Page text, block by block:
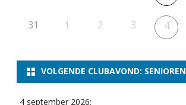
-
0
31 1 2 3 4
VOLGENDE CLUBAVOND: SENIOREN
4 september 2026: